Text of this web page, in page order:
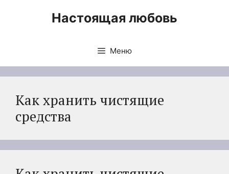
Настоящая любовь
Меню
Как хранить чистящие
средства